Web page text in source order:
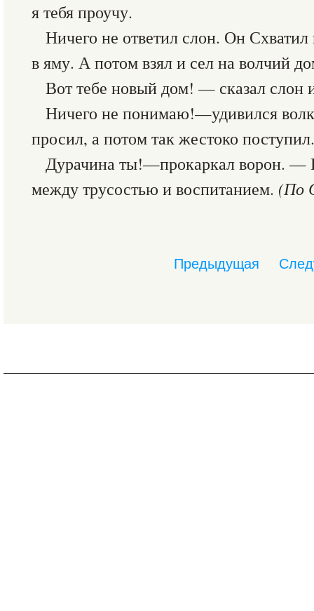
я тебя проучу.
Ничего не ответил слон. Он
в яму. А потом взял и сел на волчий
Вот тебе новый дом! — сказал слон
Ничего не понимаю!—удивился
просил, а потом так жестоко
Дурачина ты!—прокаркал ворон. —
между трусостью и воспитанием. (По
Предыдущая